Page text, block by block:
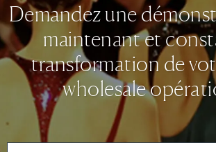
Demandez une
maintenant et
transformation de
wholesale